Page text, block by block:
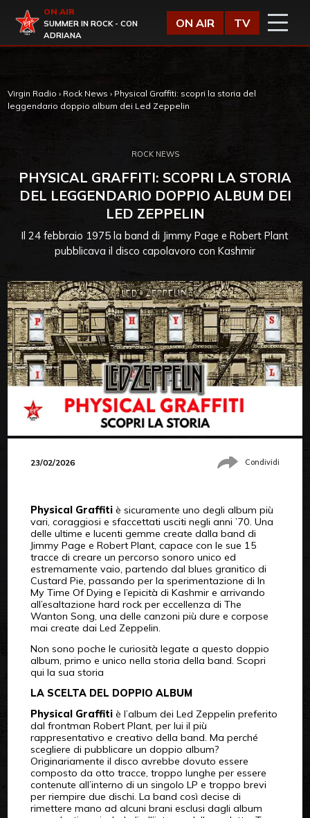
Virgin Radio
ON AIR
SUMMER IN ROCK - CON
ADRIANA
ON AIR TV
Virgin Radio › Rock News › Physical Graffiti: scopri la storia del
leggendario doppio album dei Led Zeppelin
ROCK NEWS
PHYSICAL GRAFFITI: SCOPRI LA STORIA
DEL LEGGENDARIO DOPPIO ALBUM DEI
LED ZEPPELIN
Il 24 febbraio 1975 la band di Jimmy Page e Robert Plant
pubblicava il disco capolavoro con Kashmir
23/02/2026 Condividi
Physical Graffitiè sicuramente uno degli album più
vari, coraggiosi e sfaccettati usciti negli anni ’70. Una
delle ultime e lucenti gemme create dalla band di
Jimmy Page e Robert Plant, capace con le sue 15
tracce di creare un percorso sonoro unico ed
estremamente vaio, partendo dal blues granitico di
Custard Pie, passando per la sperimentazione di In
My Time Of Dying e l’epicità di Kashmir e arrivando
all’esaltazione hard rock per eccellenza di The
Wanton Song, una delle canzoni più dure e corpose
mai create dai Led Zeppelin.
Non sono poche le curiosità legate a questo doppio
album, primo e unico nella storia della band. Scopri
qui la sua storia
LA SCELTA DEL DOPPIO ALBUM
Physical Graffitiè l’album dei Led Zeppelin preferito
dal frontman Robert Plant, per lui il più
rappresentativo e creativo della band. Ma perché
scegliere di pubblicare un doppio album?
Originariamente il disco avrebbe dovuto essere
composto da otto tracce, troppo lunghe per essere
contenute all’interno di un singolo LP e troppo brevi
per riempire due dischi. La band così decise di
rimettere mano ad alcuni brani esclusi dagli album